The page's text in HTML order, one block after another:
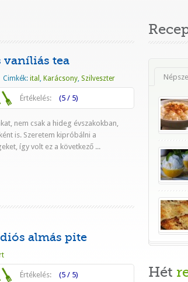
vaníliás tea
Cimkék: ital , Karácsony, Szilveszter
Értékelés: (5 / 5)
nem csak a hideg évszakokban,
is. Szeretem kipróbálni a
így volt ez a következő ...
almás pite
Értékelés: (5 / 5) Hét